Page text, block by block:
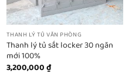
THANH LÝ TỦ VĂN PHÒNG
Thanh lý tủ sắt locker 30 ngăn
mới 100%
3,200,000₫